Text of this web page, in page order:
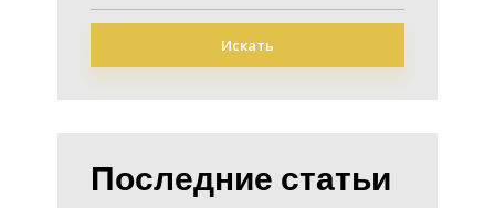
Искать
Последние статьи